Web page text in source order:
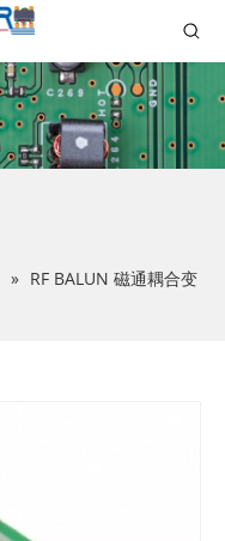
» RF BALUN 磁通耦合变